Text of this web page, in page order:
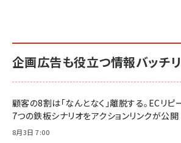
企画広告も役立つ情報バッチリ
顧客の8割は「なんとなく」離脱する。ECリ
7つの鉄板シナリオをアクションリンクが公開
8月3日 7:00